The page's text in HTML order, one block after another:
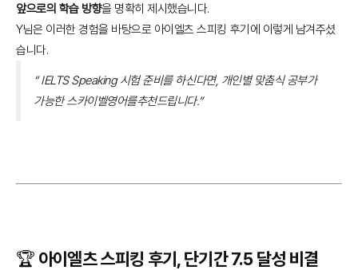
앞으로의 학습 방향을 명확히 제시했습니다.
Y님은 이러한 경험을 바탕으로 아이엘츠 스피킹 후기에 이렇게 남겨주셨
습니다.
“ IELTS Speaking 시험 준비를 하신다면, 개인별 맞춤식 공부가
가능한 스카이벨영어를추천드립니다.”
🏆 아이엘츠 스피킹 후기, 단기간 7.5 달성 비결